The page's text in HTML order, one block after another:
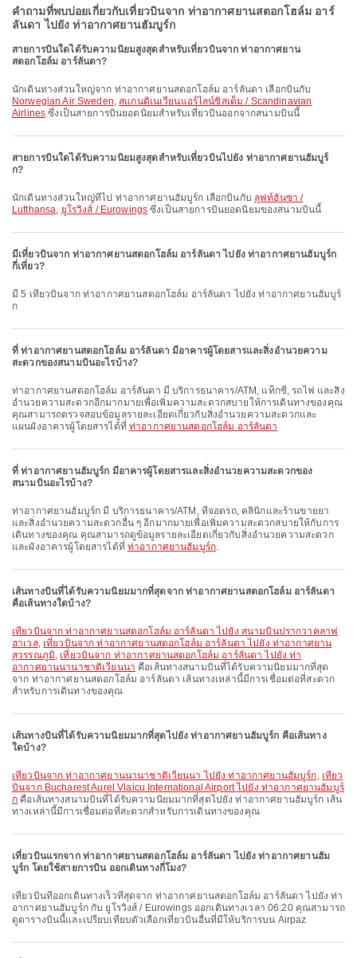
คำถามที่พบบ่อยเกี่ยวกับเที่ยวบินจาก ท่าอากาศยานสตอกโฮล์ม อาร์
ลันดา ไปยัง ท่าอากาศยานฮัมบูร์ก
สายการบินใดได้รับความนิยมสูงสุดสำหรับเที่ยวบินจาก ท่าอากาศยาน
สตอกโฮล์ม อาร์ลันดา?
นักเดินทางส่วนใหญ่จาก ท่าอากาศยานสตอกโฮล์ม อาร์ลันดา เลือกบินกับ
Norwegian Air Sweden,สแกนดิเนเวียนแอร์ไลน์ซิสเต็ม / Scandinavian
Airlines ซึ่งเป็นสายการบินยอดนิยมสำหรับเที่ยวบินออกจากสนามบินนี้
สายการบินใดได้รับความนิยมสูงสุดสำหรับเที่ยวบินไปยัง ท่าอากาศยานฮัมบูร์
ก?
นักเดินทางส่วนใหญ่ที่ไป ท่าอากาศยานฮัมบูร์ก เลือกบินกับ ลุฟท์ฮันซา /
Lufthansa, ยูโรวิงส์ / Eurowings ซึ่งเป็นสายการบินยอดนิยมของสนามบินนี้
มีเที่ยวบินจาก ท่าอากาศยานสตอกโฮล์ม อาร์ลันดา ไปยัง ท่าอากาศยานฮัมบูร์ก
กี่เที่ยว?
มี 5 เที่ยวบินจาก ท่าอากาศยานสตอกโฮล์ม อาร์ลันดา ไปยัง ท่าอากาศยานฮัมบูร์
ก
ที่ ท่าอากาศยานสตอกโฮล์ม อาร์ลันดา มีอาคารผู้โดยสารและสิ่งอำนวยความ
สะดวกของสนามบินอะไรบ้าง?
ท่าอากาศยานสตอกโฮล์ม อาร์ลันดา มี บริการธนาคาร/ATM, แท็กซี่, รถไฟ และสิ่ง
อำนวยความสะดวกอีกมากมายเพื่อเพิ่มความสะดวกสบายให้การเดินทางของคุณ
คุณสามารถตรวจสอบข้อมูลรายละเอียดเกี่ยวกับสิ่งอำนวยความสะดวกและ
แผนผังอาคารผู้โดยสารได้ที่ ท่าอากาศยานสตอกโฮล์ม อาร์ลันดา
ที่ ท่าอากาศยานฮัมบูร์ก มีอาคารผู้โดยสารและสิ่งอำนวยความสะดวกของ
สนามบินอะไรบ้าง?
ท่าอากาศยานฮัมบูร์ก มี บริการธนาคาร/ATM, ที่จอดรถ, คลินิกและร้านขายยา
และสิ่งอำนวยความสะดวกอื่น ๆ อีกมากมายเพื่อเพิ่มความสะดวกสบายให้กับการ
เดินทางของคุณ คุณสามารถดูข้อมูลรายละเอียดเกี่ยวกับสิ่งอำนวยความสะดวก
และผังอาคารผู้โดยสารได้ที่ ท่าอากาศยานฮัมบูร์ก.
เส้นทางบินที่ได้รับความนิยมมากที่สุดจาก ท่าอากาศยานสตอกโฮล์ม อาร์ลันดา
คือเส้นทางใดบ้าง?
เที่ยวบินจาก ท่าอากาศยานสตอกโฮล์ม อาร์ลันดา ไปยัง สนามบินปรากวาคลาฟ
ฮาเวล, เที่ยวบินจาก ท่าอากาศยานสตอกโฮล์ม อาร์ลันดา ไปยัง ท่าอากาศยาน
สุวรรณภูมิ, เที่ยวบินจาก ท่าอากาศยานสตอกโฮล์ม อาร์ลันดา ไปยัง ท่า
อากาศยานนานาชาติเวียนนา คือเส้นทางสนามบินที่ได้รับความนิยมมากที่สุด
จาก ท่าอากาศยานสตอกโฮล์ม อาร์ลันดา เส้นทางเหล่านี้มีการเชื่อมต่อที่สะดวก
สำหรับการเดินทางของคุณ
เส้นทางบินที่ได้รับความนิยมมากที่สุดไปยัง ท่าอากาศยานฮัมบูร์ก คือเส้นทาง
ใดบ้าง?
เที่ยวบินจาก ท่าอากาศยานนานาชาติเวียนนา ไปยัง ท่าอากาศยานฮัมบูร์ก, เที่ยว
บินจาก Bucharest Aurel Vlaicu International Airport ไปยัง ท่าอากาศยานฮัมบูร์
ก คือเส้นทางสนามบินที่ได้รับความนิยมมากที่สุดไปยัง ท่าอากาศยานฮัมบูร์ก เส้น
ทางเหล่านี้มีการเชื่อมต่อที่สะดวกสำหรับการเดินทางของคุณ
เที่ยวบินแรกจาก ท่าอากาศยานสตอกโฮล์ม อาร์ลันดา ไปยัง ท่าอากาศยานฮัม
บูร์ก โดยใช้สายการบิน ออกเดินทางกี่โมง?
เที่ยวบินที่ออกเดินทางเร็วที่สุดจาก ท่าอากาศยานสตอกโฮล์ม อาร์ลันดา ไปยัง ท่า
อากาศยานฮัมบูร์ก กับ ยูโรวิงส์ / Eurowings ออกเดินทางเวลา 06:20 คุณสามารถ
ดูตารางบินนี้และเปรียบเทียบตัวเลือกเที่ยวบินอื่นที่มีให้บริการบน Airpaz